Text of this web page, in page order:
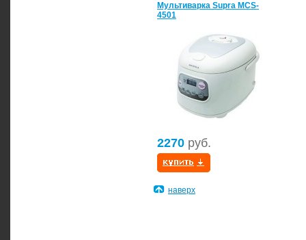
Мультиварка Supra MCS-
4501
2270 руб.
наверх